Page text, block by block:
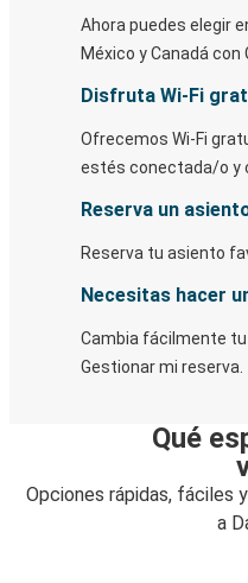
Ahora puedes elegir
México y Canadá con
Disfruta Wi-Fi
Ofrecemos Wi-Fi
estés conectada/o y
Reserva un
Reserva tu asiento
Necesitas hacer
Cambia fácilmente
Gestionar mi reserva.
Qué
Opciones rápidas, fáciles
a